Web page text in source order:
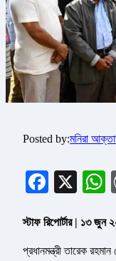
Posted by:মনিরা
X
স্টাফ রিপোর্টার | ১৩ জুন
প্রধানমন্ত্রী তারেক